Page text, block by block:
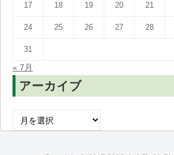
17 18 19 20 21
24 25 26 27 28
31
« 7月
アーカイブ
ー